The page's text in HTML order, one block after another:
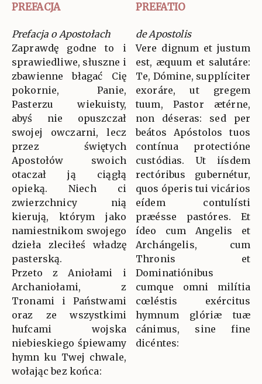
PREFACJA PREFATIO
Prefacja o Apostołach
Zaprawdę godne to i
sprawiedliwe, słuszne i
zbawienne błagać Cię
pokornie, Panie,
Pasterzu wiekuisty,
abyś nie opuszczał
swojej owczarni, lecz
przez świętych
Apostołów swoich
otaczał ją ciągłą
opieką. Niech ci
zwierzchnicy nią
kierują, którym jako
namiestnikom swojego
dzieła zleciłeś władzę
pasterską.
Przeto z Aniołami i
Archaniołami, z
Tronami i Państwami
oraz ze wszystkimi
hufcami wojska
niebieskiego śpiewamy
hymn ku Twej chwale,
wołając bez końca:
de Apostolis
Vere dignum et justum
est, æquum et salutáre:
Te, Dómine, supplíciter
exoráre, ut gregem
tuum, Pastor ætérne,
non déseras: sed per
beátos Apóstolos tuos
contínua protectióne
custódias. Ut iísdem
rectóribus gubernétur,
quos óperis tui vicários
eídem contulísti
præésse pastóres. Et
ídeo cum Angelis et
Archángelis, cum
Thronis et
Dominatiónibus
cumque omni milítia
cœléstis exércitus
hymnum glóriæ tuæ
cánimus, sine fine
dicéntes: